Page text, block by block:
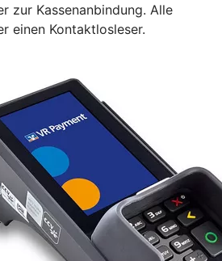
zur Kassenanbindung. Alle
einen Kontaktlosleser.